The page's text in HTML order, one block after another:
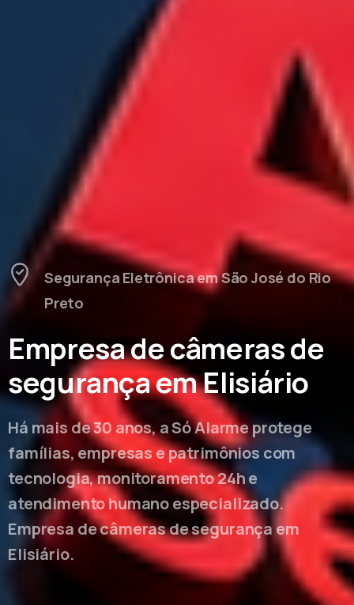
Segurança Eletrônica em São José do Rio
Preto
Empresa de câmeras de
segurança em Elisiário
Há mais de 30 anos, a Só Alarme protege
famílias, empresas e patrimônios com
tecnologia, monitoramento 24h e
atendimento humano especializado.
Empresa de câmeras de segurança em
Elisiário.